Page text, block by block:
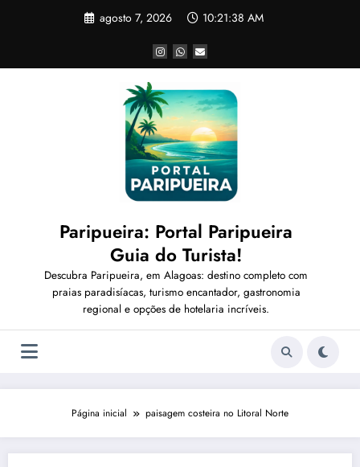
agosto 7, 2026 10:21:40 AM
Paripueira: Portal Paripueira
Guia do Turista!
Descubra Paripueira, em Alagoas: destino completo com
praias paradisíacas, turismo encantador, gastronomia
regional e opções de hotelaria incríveis.
Página inicial paisagem costeira no Litoral Norte